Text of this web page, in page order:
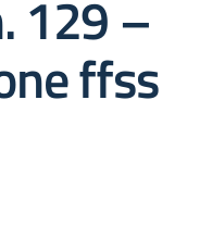
129 –
ffss